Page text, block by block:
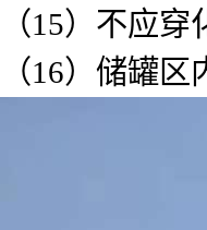
（15）不应
（16）储罐